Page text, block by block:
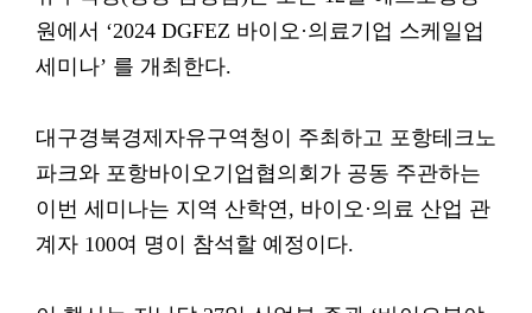
원에서 ‘2024 DGFEZ 바이오·의료기업 스케일업
세미나’ 를 개최한다.
대구경북경제자유구역청이 주최하고 포항테크노
파크와 포항바이오기업협의회가 공동 주관하는
이번 세미나는 지역 산학연, 바이오·의료 산업 관
계자 100여 명이 참석할 예정이다.